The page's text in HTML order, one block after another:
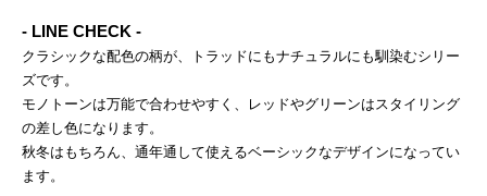
- LINE CHECK -
クラシックな配色の柄が、トラッドにもナチュラルにも馴染むシリー
ズです。
モノトーンは万能で合わせやすく、レッドやグリーンはスタイリング
の差し色になります。
秋冬はもちろん、通年通して使えるベーシックなデザインになってい
ます。